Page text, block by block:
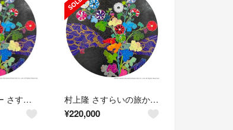
村上隆 ポスター さすらいの旅からの帰還 村上隆 さすらいの旅からの帰還 ポスター作品 2枚セット
¥220,000